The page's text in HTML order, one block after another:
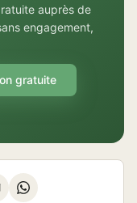
auprès de
engagement,
gratuite